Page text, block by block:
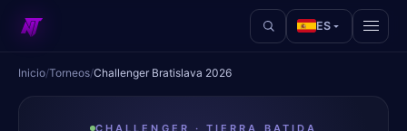
ES
Inicio/Torneos/Challenger Bratislava 2026
CHALLENGER · TIERRA BATIDA